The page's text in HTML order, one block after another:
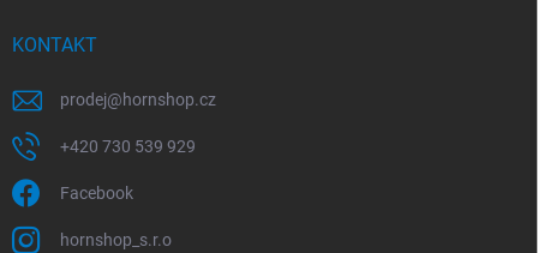
KONTAKT
prodej@hornshop.cz
+420 730 539 929
Facebook
hornshop_s.r.o